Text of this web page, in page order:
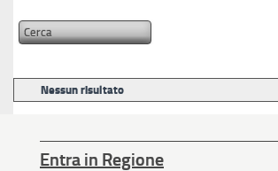
Nessun risultato
Entra in Regione